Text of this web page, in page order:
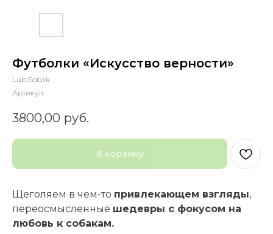
Футболки «Искусство верности»
LubiSobak
Артикул:
3800,00 руб.
В корзину
Щеголяем в чем-то привлекающем взгляды,
переосмысленные шедевры с фокусом на
любовь к собакам.